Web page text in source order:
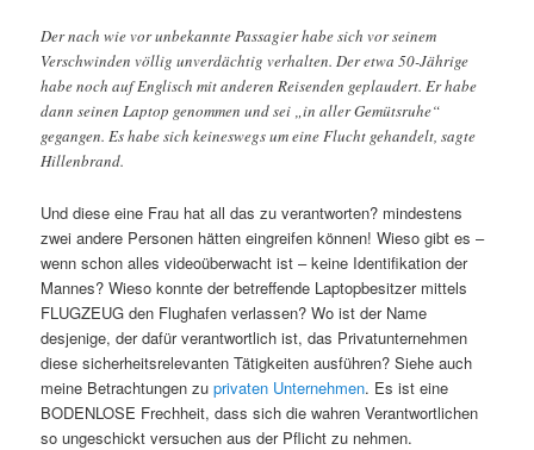
Der nach wie vor unbekannte Passagier habe sich vor seinem
Verschwinden völlig unverdächtig verhalten. Der etwa 50-Jährige
habe noch auf Englisch mit anderen Reisenden geplaudert. Er habe
dann seinen Laptop genommen und sei „in aller Gemütsruhe“
gegangen. Es habe sich keineswegs um eine Flucht gehandelt, sagte
Hillenbrand.
Und diese eine Frau hat all das zu verantworten? mindestens
zwei andere Personen hätten eingreifen können! Wieso gibt es –
wenn schon alles videoüberwacht ist – keine Identifikation der
Mannes? Wieso konnte der betreffende Laptopbesitzer mittels
FLUGZEUG den Flughafen verlassen? Wo ist der Name
desjenige, der dafür verantwortlich ist, das Privatunternehmen
diese sicherheitsrelevanten Tätigkeiten ausführen? Siehe auch
meine Betrachtungen zuprivaten Unternehmen. Es ist eine
BODENLOSE Frechheit, dass sich die wahren Verantwortlichen
so ungeschickt versuchen aus der Pflicht zu nehmen.